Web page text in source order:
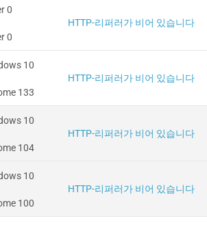
0
0
HTTP-리퍼러가 비어 있습니다
10
133
HTTP-리퍼러가 비어 있습니다
10
104
HTTP-리퍼러가 비어 있습니다
10
100
HTTP-리퍼러가 비어 있습니다